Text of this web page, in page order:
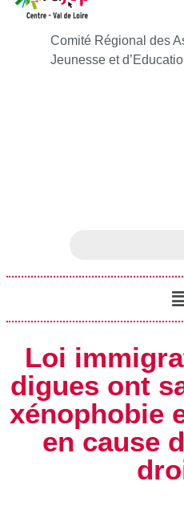
Comité Régional des
Jeunesse et
Loi
digues ont
xénophobie
en cause